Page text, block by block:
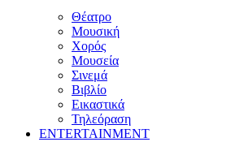
Θέατρο
Μουσική
Χορός
Μουσεία
Σινεμά
Βιβλίο
Εικαστικά
Τηλεόραση
ENTERTAINMENT